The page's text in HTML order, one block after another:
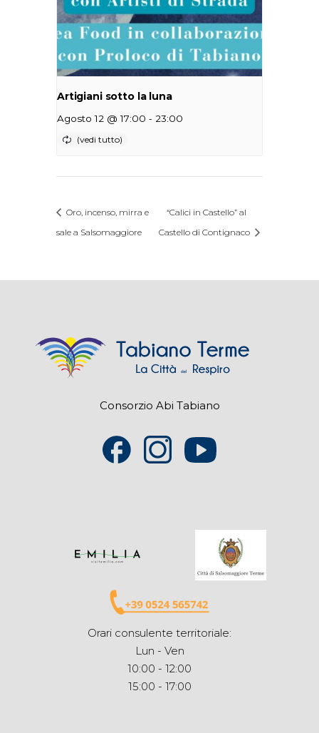
Artigiani sotto la luna
Agosto 12 @ 17:00 - 23:00
Oro, incenso, mirra e
sale a Salsomaggiore
“Calici in Castello” al
Castello di Contignaco
Consorzio Abi Tabiano
Orari consulente territoriale:
Lun - Ven
10:00 - 12:00
15:00 - 17:00